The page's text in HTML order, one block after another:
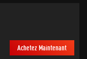
Achetez Maintenant